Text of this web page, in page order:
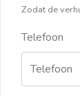
Zodat de
Telefoon